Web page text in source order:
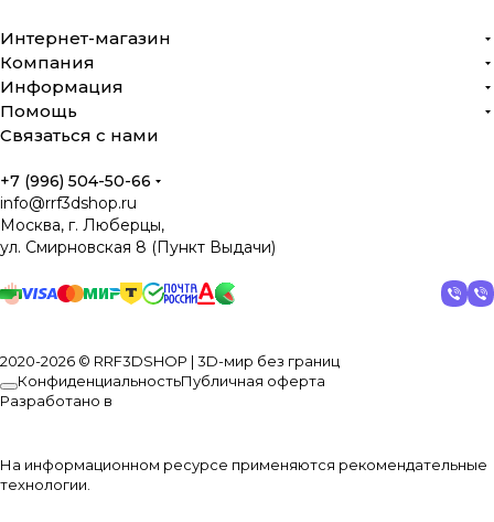
Интернет-магазин
Компания
Информация
Помощь
Связаться с нами
+7 (996) 504-50-66
info@rrf3dshop.ru
Москва, г. Люберцы,
ул. Смирновская 8 (Пункт Выдачи)
2020-2026 © RRF3DSHOP | 3D-мир без границ
КонфиденциальностьПубличная оферта
Разработано в
На информационном ресурсе применяются рекомендательные
технологии